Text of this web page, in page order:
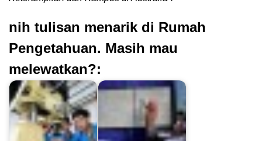
nih tulisan menarik di Rumah
Pengetahuan. Masih mau
melewatkan?: